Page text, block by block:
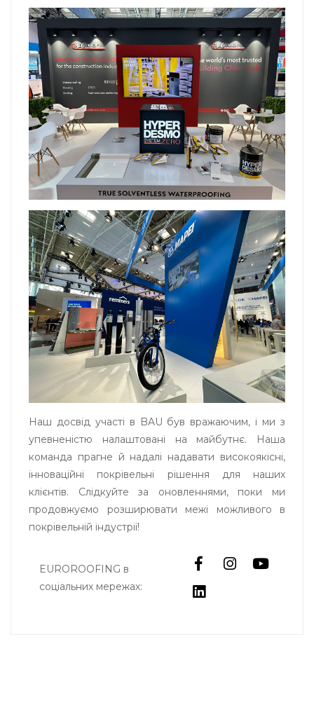
Наш досвід участі в BAU був вражаючим, і ми з
упевненістю налаштовані на майбутнє. Наша
команда прагне й надалі надавати високоякісні,
інноваційні покрівельні рішення для наших
клієнтів. Слідкуйте за оновленнями, поки ми
продовжуємо розширювати межі можливого в
покрівельній індустрії!
EUROROOFING в
соціальних мережах: